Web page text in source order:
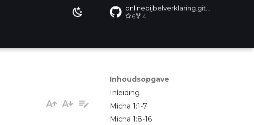
6 4
Inhoudsopgave
Inleiding
Micha 1:1-7
Micha 1:8-16